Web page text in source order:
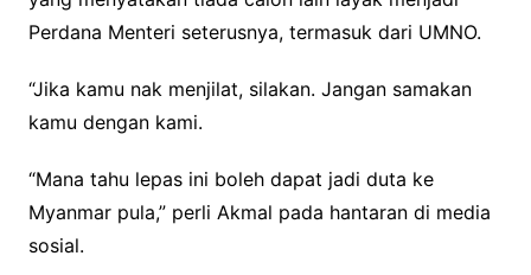
Perdana Menteri seterusnya, termasuk dari UMNO.
“Jika kamu nak menjilat, silakan. Jangan samakan
kamu dengan kami.
“Mana tahu lepas ini boleh dapat jadi duta ke
Myanmar pula,” perli Akmal pada hantaran di media
sosial.